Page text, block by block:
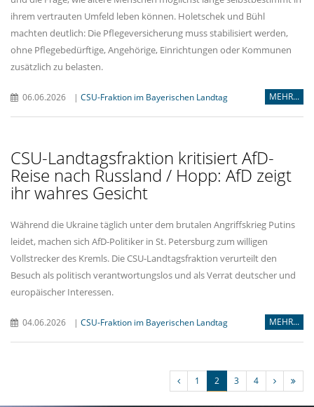
ihrem vertrauten Umfeld leben können. Holetschek und Bühl
machten deutlich: Die Pflegeversicherung muss stabilisiert werden,
ohne Pflegebedürftige, Angehörige, Einrichtungen oder Kommunen
zusätzlich zu belasten.
06.06.2026 | CSU-Fraktion im Bayerischen Landtag MEHR...
CSU-Landtagsfraktion kritisiert AfD-
Reise nach Russland / Hopp: AfD zeigt
ihr wahres Gesicht
Während die Ukraine täglich unter dem brutalen Angriffskrieg Putins
leidet, machen sich AfD-Politiker in St. Petersburg zum willigen
Vollstrecker des Kremls. Die CSU-Landtagsfraktion verurteilt den
Besuch als politisch verantwortungslos und als Verrat deutscher und
europäischer Interessen.
04.06.2026 | CSU-Fraktion im Bayerischen Landtag MEHR...
1 2 3 4